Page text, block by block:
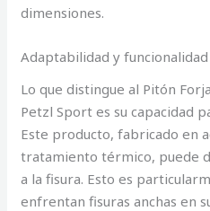
dimensiones.
Adaptabilidad y funcionalidad
Lo que distingue al Pitón
Petzl Sport es su capacidad
Este producto, fabricado en
tratamiento térmico, puede
a la fisura. Esto es
enfrentan fisuras anchas en